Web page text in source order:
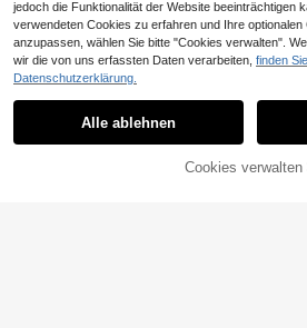
ZUM WARENKORB
jedoch die Funktionalität der Website beeinträchtigen
verwendeten Cookies zu erfahren und Ihre optionalen
anzupassen, wählen Sie bitte "Cookies verwalten".
wir die von uns erfassten Daten verarbeiten, finden
Datenschutzerklärung.
Alle ablehnen
Cookies verwalten